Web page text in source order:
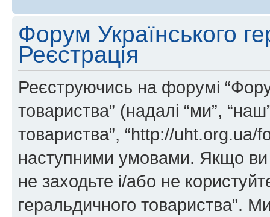
Форум Українського
Реєстрація
Реєструючись на форумі
товариства” (надалі “ми”,
товариства”, “http://uht.org.ua/
наступними умовами. Якщо ви
не заходьте і/або не
геральдичного товариства”.